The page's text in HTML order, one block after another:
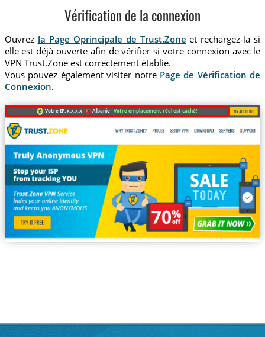
Vérification de la connexion
Ouvrez la Page Oprincipale de Trust.Zone et rechargez-la si
elle est déjà ouverte afin de vérifier si votre connexion avec le
VPN Trust.Zone est correctement établie.
Vous pouvez également visiter notre Page de Vérification de
Connexion.
Votre IP: x.x.x.x · Albanie ·Votre emplacement réel est caché!